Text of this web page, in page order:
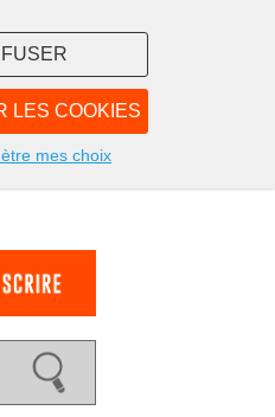
LES COOKIES
mes choix